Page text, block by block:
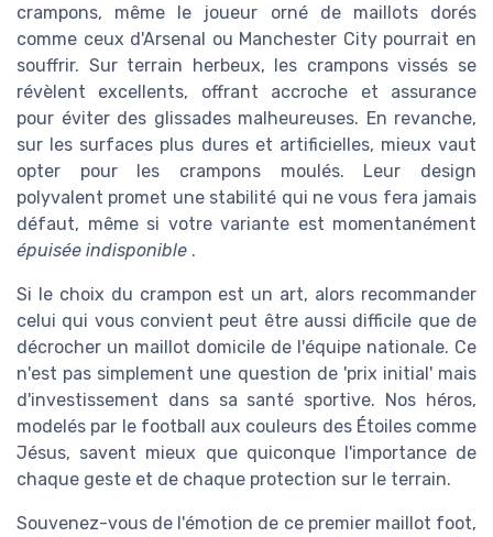
crampons, même le joueur orné de maillots dorés
comme ceux d'Arsenal ou Manchester City pourrait en
souffrir. Sur terrain herbeux, les crampons vissés se
révèlent excellents, offrant accroche et assurance
pour éviter des glissades malheureuses. En revanche,
sur les surfaces plus dures et artificielles, mieux vaut
opter pour les crampons moulés. Leur design
polyvalent promet une stabilité qui ne vous fera jamais
défaut, même si votre variante est momentanément
épuisée indisponible .
Si le choix du crampon est un art, alors recommander
celui qui vous convient peut être aussi difficile que de
décrocher un maillot domicile de l'équipe nationale. Ce
n'est pas simplement une question de 'prix initial' mais
d'investissement dans sa santé sportive. Nos héros,
modelés par le football aux couleurs des Étoiles comme
Jésus, savent mieux que quiconque l'importance de
chaque geste et de chaque protection sur le terrain.
Souvenez-vous de l'émotion de ce premier maillot foot,